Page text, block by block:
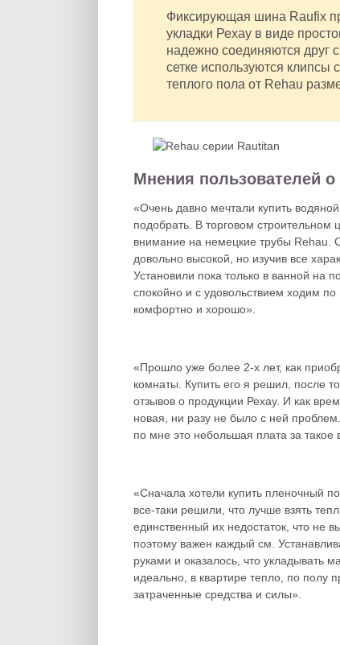
Фиксирующая шина Raufix
укладки Рехау в виде
надежно соединяются друг
сетке используются клипсы
теплого пола от Rehau
Мнения пользователей о
«Очень давно мечтали купить
подобрать. В торговом строительном
внимание на немецкие трубы Rehau.
довольно высокой, но изучив все
Установили пока только в ванной на
спокойно и с удовольствием ходим
комфортно и хорошо».
«Прошло уже более 2-х лет, как
комнаты. Купить его я решил, после
отзывов о продукции Рехау. И как
новая, ни разу не было с ней
по мне это небольшая плата за
«Сначала хотели купить пленочный
все-таки решили, что лучше взять
единственный их недостаток, что не
поэтому важен каждый см.
руками и оказалось, что укладывать
идеально, в квартире тепло, по полу
затраченные средства и силы».